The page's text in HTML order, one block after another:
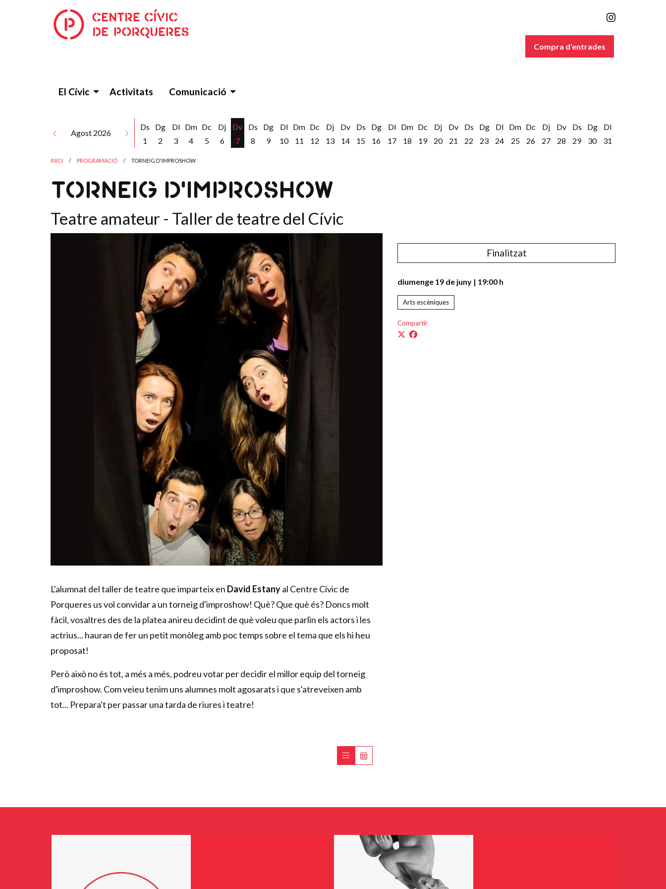
Link a
Compra d'entrades
El Cívic Activitats Comunicació
Agost 2026
Ds
1
Dg
2
Dl
3
Dm
4
Dc
5
Dj
6
Dv
7
Ds
8
Dg
9
Dl
10
Dm
11
Dc
12
Dj
13
Dv
14
Ds
15
Dg
16
Dl
17
Dm
18
Dc
19
Dj
20
Dv
21
Ds
22
Dg
23
Dl
24
Dm
25
Dc
26
Dj
27
Dv
28
Ds
29
Dg
30
Dl
31
INICI PROGRAMACIÓ TORNEIG D'IMPROSHOW
TORNEIG D'IMPROSHOW
Teatre amateur - Taller de teatre del Cívic
Finalitzat
diumenge 19 de juny | 19:00 h
Arts escèniques
Compartir
L'alumnat del taller de teatre que imparteix en David Estanyal Centre Cívic de
Porqueres us vol convidar a un torneig d'improshow! Què? Que què és? Doncs molt
fàcil, vosaltres des de la platea anireu decidint de què voleu que parlin els actors i les
actrius... hauran de fer un petit monòleg amb poc temps sobre el tema que els hi heu
proposat!
Però això no és tot, a més a més, podreu votar per decidir el millor equip del torneig
d'improshow. Com veieu tenim uns alumnes molt agosarats i que s'atreveixen amb
tot... Prepara't per passar una tarda de riures i teatre!